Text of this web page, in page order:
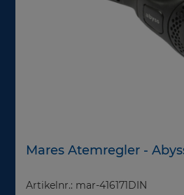
Mares Atemregler -
Artikelnr.: mar-416171DIN